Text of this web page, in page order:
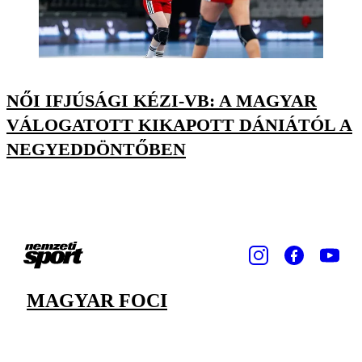
NŐI IFJÚSÁGI KÉZI-VB: A MAGYAR
VÁLOGATOTT KIKAPOTT DÁNIÁTÓL A
NEGYEDDÖNTŐBEN
MAGYAR FOCI